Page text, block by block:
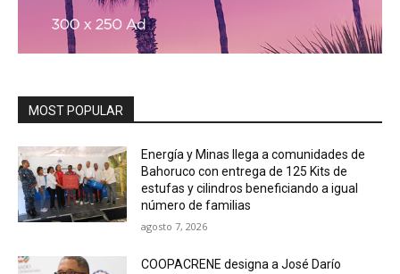
MOST POPULAR
Energía y Minas llega a comunidades de
Bahoruco con entrega de 125 Kits de
estufas y cilindros beneficiando a igual
número de familias
agosto 7, 2026
COOPACRENE designa a José Darío